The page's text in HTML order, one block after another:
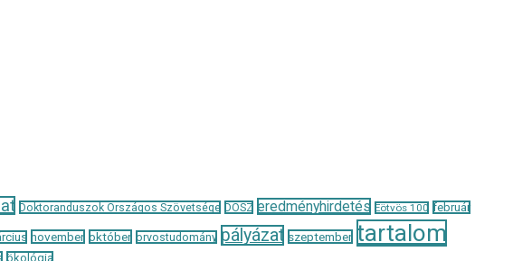
Doktoranduszok Országos Szövetsége DOSZ eredményhirdetés Eötvös 100 február
november október orvostudomány pályázat szeptember tartalom
ökológia